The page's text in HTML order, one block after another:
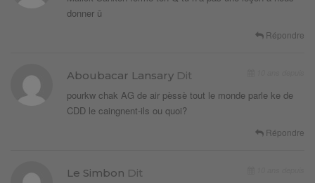
donner ū
Répondre
Aboubacar Lansary Dit
pourkw chak AG de air pèssè tout le monde parle ke de
CDD le caingnent-ils ou quoi?
Répondre
Le Simbon Dit